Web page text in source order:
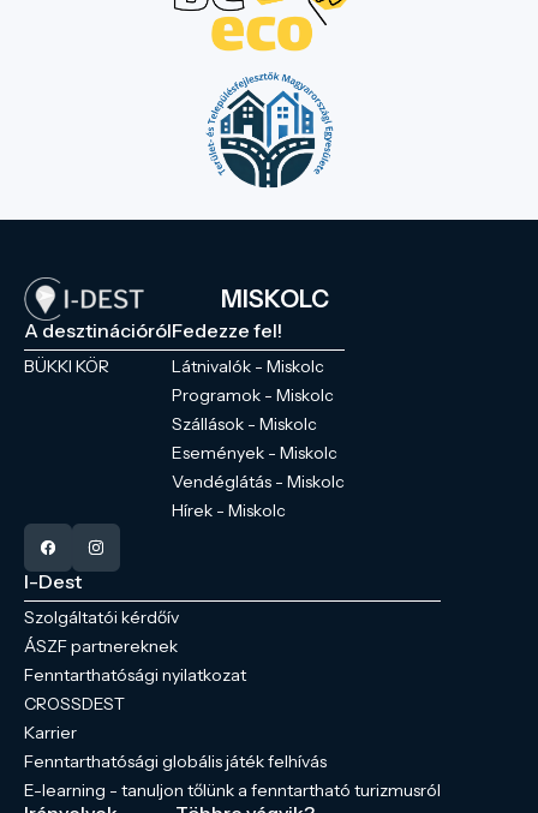
MISKOLC
A desztinációról
BÜKKI KÖR
Fedezze fel!
Látnivalók - Miskolc
Programok - Miskolc
Szállások - Miskolc
Események - Miskolc
Vendéglátás - Miskolc
Hírek - Miskolc
I-Dest
Szolgáltatói kérdőív
ÁSZF partnereknek
Fenntarthatósági nyilatkozat
CROSSDEST
Karrier
Fenntarthatósági globális játék felhívás
E-learning - tanuljon tőlünk a fenntartható turizmusról